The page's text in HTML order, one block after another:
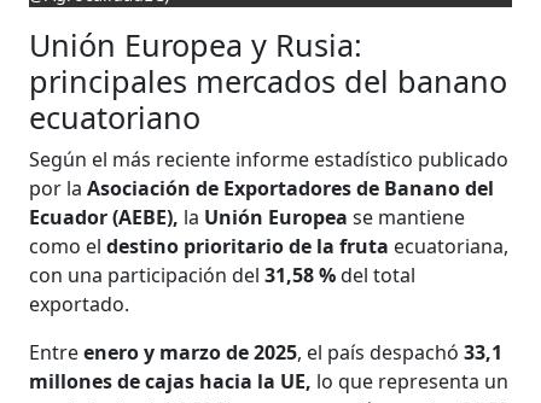
Unión Europea y Rusia:
principales mercados del banano
ecuatoriano
Según el más reciente informe estadístico publicado
por laAsociación de Exportadores de Banano del
Ecuador (AEBE), la Unión Europease mantiene
como el destino prioritario de la fruta ecuatoriana,
con una participación del31,58 %del total
exportado.
Entreenero y marzo de 2025, el país despachó 33,1
millones de cajas hacia la UE, lo que representa un